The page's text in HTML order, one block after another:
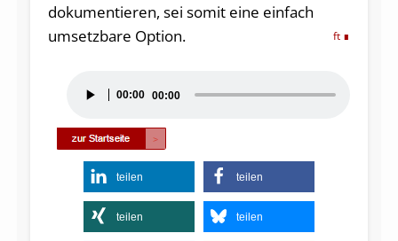
dokumentieren, sei somit eine einfach
umsetzbare Option.
ft
Player
00:00 00:00
teilen teilen
teilen teilen